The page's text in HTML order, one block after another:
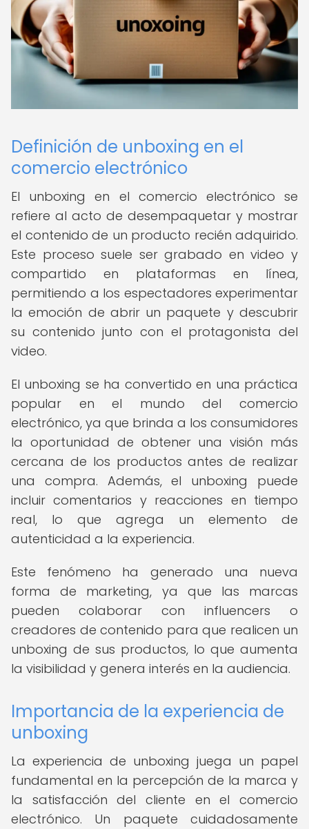
Definición de unboxing en el
comercio electrónico
El unboxing en el comercio electrónico se
refiere al acto de desempaquetar y mostrar
el contenido de un producto recién adquirido.
Este proceso suele ser grabado en video y
compartido en plataformas en línea,
permitiendo a los espectadores experimentar
la emoción de abrir un paquete y descubrir
su contenido junto con el protagonista del
video.
El unboxing se ha convertido en una práctica
popular en el mundo del comercio
electrónico, ya que brinda a los consumidores
la oportunidad de obtener una visión más
cercana de los productos antes de realizar
una compra. Además, el unboxing puede
incluir comentarios y reacciones en tiempo
real, lo que agrega un elemento de
autenticidad a la experiencia.
Este fenómeno ha generado una nueva
forma de marketing, ya que las marcas
pueden colaborar con influencers o
creadores de contenido para que realicen un
unboxing de sus productos, lo que aumenta
la visibilidad y genera interés en la audiencia.
Importancia de la experiencia de
unboxing
La experiencia de unboxing juega un papel
fundamental en la percepción de la marca y
la satisfacción del cliente en el comercio
electrónico. Un paquete cuidadosamente